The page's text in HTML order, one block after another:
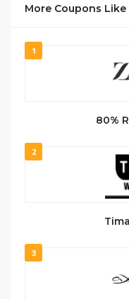
More Coupons Like
1
80%
2
3